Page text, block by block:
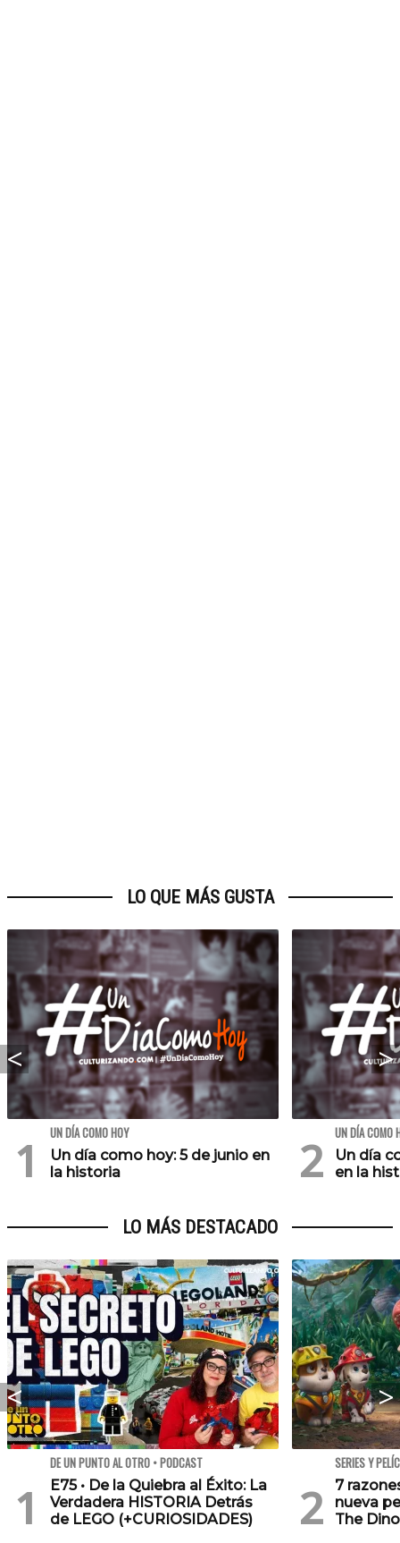
LO QUE MÁS GUSTA
UN DÍA COMO HOY
Un día como hoy: 5 de junio en
la historia
UN DÍA COMO
Un día
en la
LO MÁS DESTACADO
DE UN PUNTO AL OTRO • PODCAST
E75 • De la Quiebra al Éxito: La
Verdadera HISTORIA Detrás
de LEGO (+CURIOSIDADES)
SERIES Y
7
nueva
The